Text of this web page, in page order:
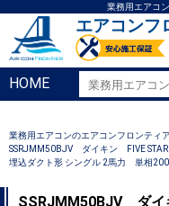
業務用エアコ
エアコンフ
HOME
業務用エアコンのエアコンフロンティア
SSRJMM50BJV ダイキン FIVE
埋込ダクト形 シングル 2馬力 単相
SSRJMM50BJV ダイ